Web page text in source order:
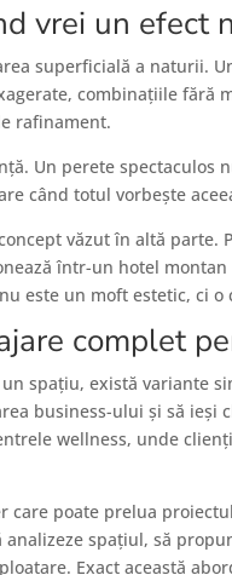
vrei un efect
superficială a naturii.
combinațiile fără
rafinament.
Un perete
când totul vorbește
văzut în altă
într-un hotel
este un moft estetic, ci
complet
spațiu, există variante
business-ului și să ieși
wellness, unde
poate prelua
spațiul, să
Exact această